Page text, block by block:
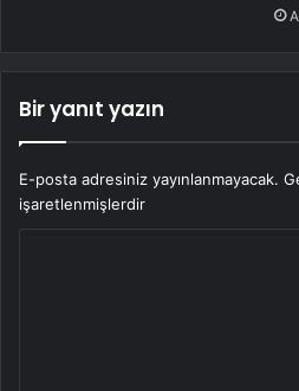
Bir yanıt yazın
E-posta adresiniz yayınlanmayacak.
işaretlenmişlerdir